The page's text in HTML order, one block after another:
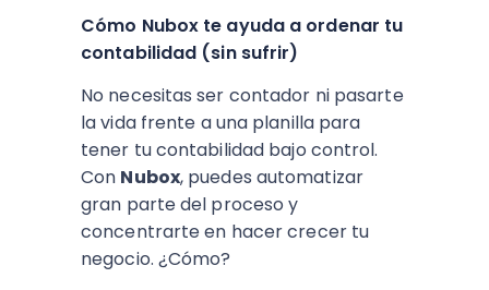
Cómo Nubox te ayuda a ordenar tu
contabilidad (sin sufrir)
No necesitas ser contador ni pasarte
la vida frente a una planilla para
tener tu contabilidad bajo control.
Con Nubox, puedes automatizar
gran parte del proceso y
concentrarte en hacer crecer tu
negocio. ¿Cómo?